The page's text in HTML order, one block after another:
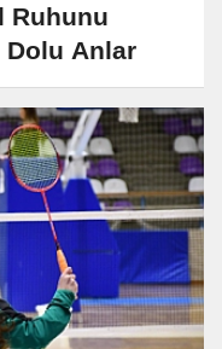
Ruhunu
Dolu Anlar